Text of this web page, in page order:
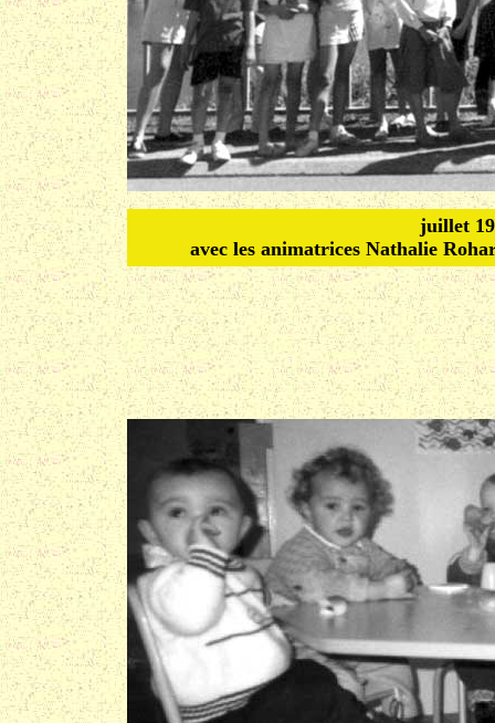
juillet
avec les animatrices Nathalie